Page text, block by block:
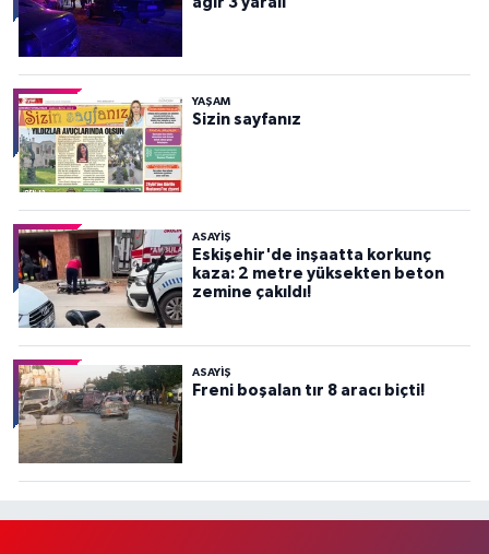
YAŞAM
Sizin sayfanız
ASAYİŞ
Eskişehir'de inşaatta korkunç
kaza: 2 metre yüksekten beton
zemine çakıldı!
ASAYİŞ
Freni boşalan tır 8 aracı biçti!